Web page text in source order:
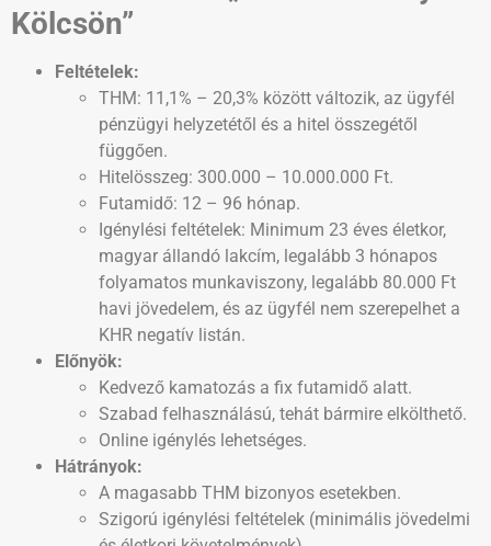
Kölcsön”
Feltételek:
THM: 11,1% – 20,3% között változik, az ügyfél
pénzügyi helyzetétől és a hitel összegétől
függően.
Hitelösszeg: 300.000 – 10.000.000 Ft.
Futamidő: 12 – 96 hónap.
Igénylési feltételek: Minimum 23 éves életkor,
magyar állandó lakcím, legalább 3 hónapos
folyamatos munkaviszony, legalább 80.000 Ft
havi jövedelem, és az ügyfél nem szerepelhet a
KHR negatív listán​.
Előnyök:
Kedvező kamatozás a fix futamidő alatt.
Szabad felhasználású, tehát bármire elkölthető.
Online igénylés lehetséges.
Hátrányok:
A magasabb THM bizonyos esetekben.
Szigorú igénylési feltételek (minimális jövedelmi